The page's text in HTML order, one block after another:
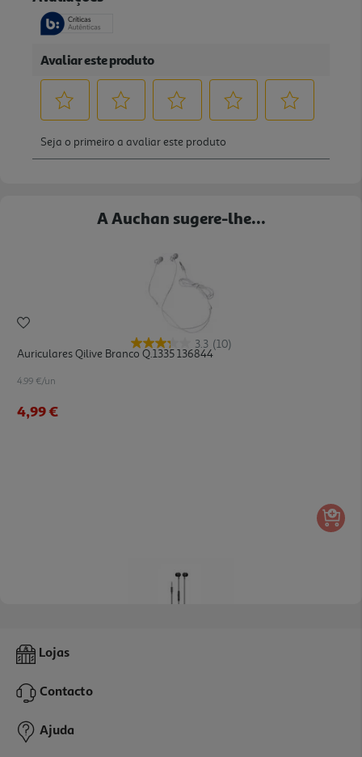
A Auchan sugere-lhe...
3.3 (10)
Auriculares Qilive Branco Q.1335 136844
4.99 €/un
4,99 €
Auriculares Com Fio Qilive 600182349 Preto Q1337
6,99 €
Lojas
Contacto
Ajuda